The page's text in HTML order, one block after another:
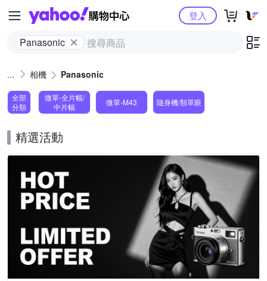
Yahoo購物中心
Panasonic
登入
相機 Panasonic
全部
分類
微單-全片幅/
中片幅
微單-M43 隨身機/類單眼
精選活動